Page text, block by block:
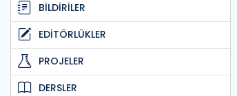
BİLDİRİLER
EDİTÖRLÜKLER
PROJELER
DERSLER